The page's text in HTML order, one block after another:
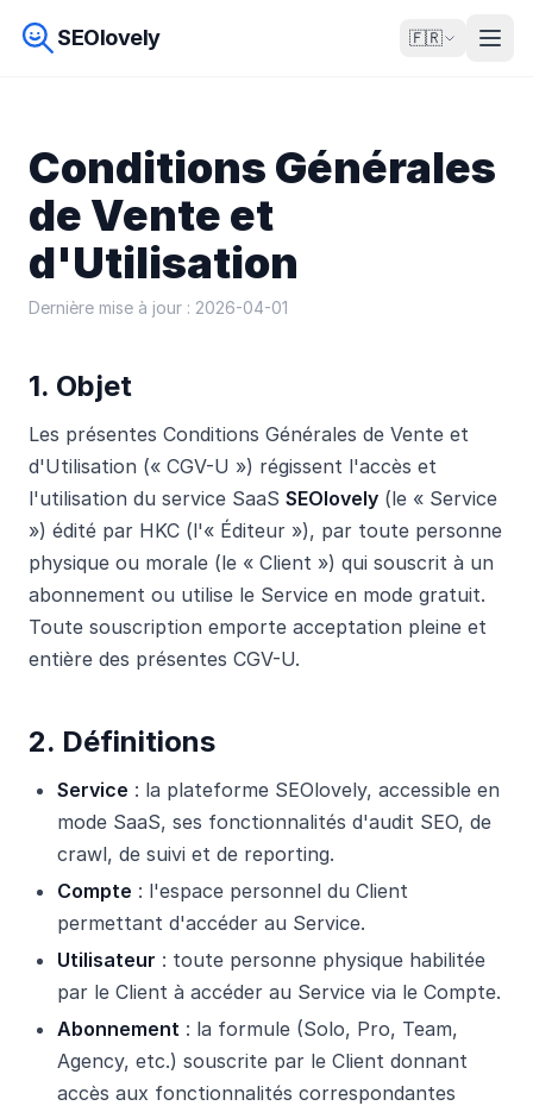
SEOlovely 🇫🇷
Conditions Générales
de Vente et
d'Utilisation
Dernière mise à jour : 2026-04-01
1. Objet
Les présentes Conditions Générales de Vente et
d'Utilisation (« CGV-U ») régissent l'accès et
l'utilisation du service SaaS SEOlovely (le « Service
») édité par HKC (l'« Éditeur »), par toute personne
physique ou morale (le « Client ») qui souscrit à un
abonnement ou utilise le Service en mode gratuit.
Toute souscription emporte acceptation pleine et
entière des présentes CGV-U.
2. Définitions
Service : la plateforme SEOlovely, accessible en
mode SaaS, ses fonctionnalités d'audit SEO, de
crawl, de suivi et de reporting.
Compte : l'espace personnel du Client
permettant d'accéder au Service.
Utilisateur : toute personne physique habilitée
par le Client à accéder au Service via le Compte.
Abonnement : la formule (Solo, Pro, Team,
Agency, etc.) souscrite par le Client donnant
accès aux fonctionnalités correspondantes